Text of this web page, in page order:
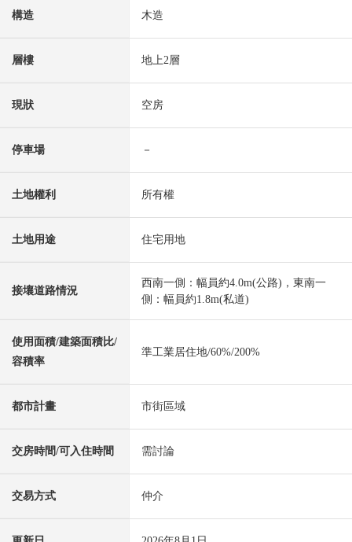
構造 木造
層樓 地上2層
現狀 空房
停車場 －
土地權利 所有權
土地用途 住宅用地
接壤道路情況
西南一側：幅員約4.0m(公路)，東南一
側：幅員約1.8m(私道)
使用面積/建築面積比/
容積率
準工業居住地/60%/200%
都市計畫 市街區域
交房時間/可入住時間 需討論
交易方式 仲介